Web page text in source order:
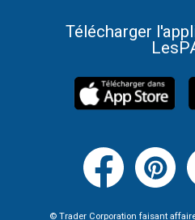
Nous joindre
Automobiles populaires
Conseils de sécurité
Conditions d’utilisation
Télécharger
© Trader Corporation faisant